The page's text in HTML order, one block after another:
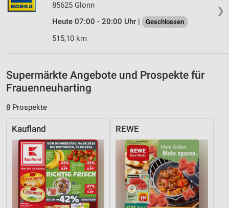
❯
85625 Glonn
Heute 07:00 - 20:00 Uhr |
Geschlossen
515,10 km
Supermärkte Angebote und Prospekte für
Frauenneuharting
8 Prospekte
Kaufland REWE
Verwendung von Profilen zur Auswahl
personalisierter Werbung
Erstellung von Profilen zur Personalisierung
von Inhalten
personalisierter Inhalte
Messung der Werbeleistung
Kombinationen von Daten aus verschiedenen
Quellen
Entwicklung und Verbesserung der Angebote
Verwendung reduzierter Daten zur Auswahl von
Inhalten